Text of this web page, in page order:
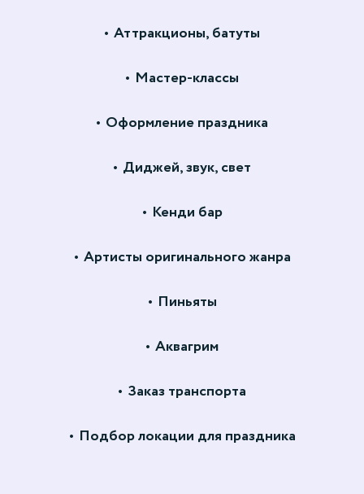
Аттракционы, батуты
Мастер-классы
Оформление праздника
Диджей, звук, свет
Кенди бар
Артисты оригинального жанра
Пиньяты
Аквагрим
Заказ транспорта
Подбор локации для праздника